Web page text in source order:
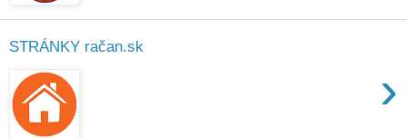
STRÁNKY račan.sk
›